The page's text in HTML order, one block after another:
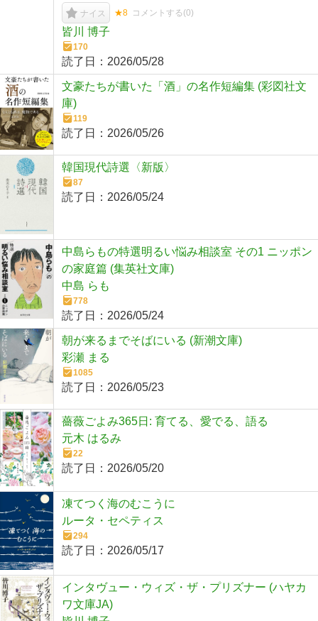
ナイス ★8 コメントする(0)
皆川 博子
170
読了日： 2026/05/28
文豪たちが書いた「酒」の名作短編集 (彩図社文
庫)
119
読了日： 2026/05/26
韓国現代詩選〈新版〉
87
読了日： 2026/05/24
中島らもの特選明るい悩み相談室 その1 ニッポン
の家庭篇 (集英社文庫)
中島 らも
778
読了日： 2026/05/24
朝が来るまでそばにいる (新潮文庫)
彩瀬 まる
1085
読了日： 2026/05/23
薔薇ごよみ365日: 育てる、愛でる、語る
元木 はるみ
22
読了日： 2026/05/20
凍てつく海のむこうに
ルータ・セペティス
294
読了日： 2026/05/17
インタヴュー・ウィズ・ザ・プリズナー (ハヤカ
ワ文庫JA)